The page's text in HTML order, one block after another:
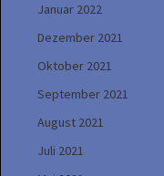
Januar 2022
Dezember 2021
Oktober 2021
September 2021
August 2021
Juli 2021